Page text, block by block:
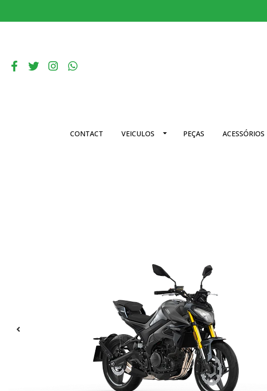
CONTACT VEICULOS PEÇAS ACESSÓRIOS